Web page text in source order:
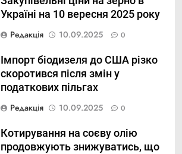
Україні на 10 вересня 2025 року
Редакція
10.09.2025 0
Імпорт біодизеля до США різко
скоротився після змін у
податкових пільгах
Редакція
10.09.2025 0
Котирування на соєву олію
продовжують знижуватись, що